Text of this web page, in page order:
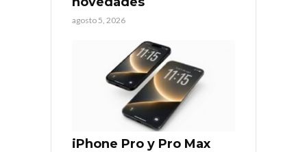
agosto 5, 2026
iPhone Pro y Pro Max